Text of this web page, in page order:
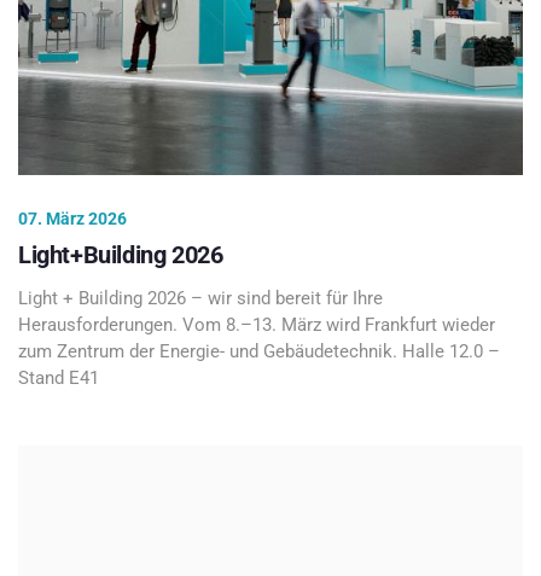
07. März 2026
Light+Building 2026
Light + Building 2026 – wir sind bereit für Ihre
Herausforderungen. Vom 8.–13. März wird Frankfurt wieder
zum Zentrum der Energie- und Gebäudetechnik. Halle 12.0 –
Stand E41